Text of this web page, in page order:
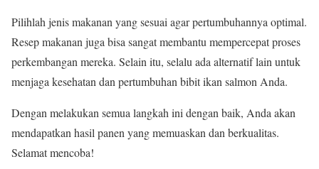
Pilihlah jenis makanan yang sesuai agar pertumbuhannya optimal.
Resep makanan juga bisa sangat membantu mempercepat proses
perkembangan mereka. Selain itu, selalu ada alternatif lain untuk
menjaga kesehatan dan pertumbuhan bibit ikan salmon Anda.
Dengan melakukan semua langkah ini dengan baik, Anda akan
mendapatkan hasil panen yang memuaskan dan berkualitas.
Selamat mencoba!